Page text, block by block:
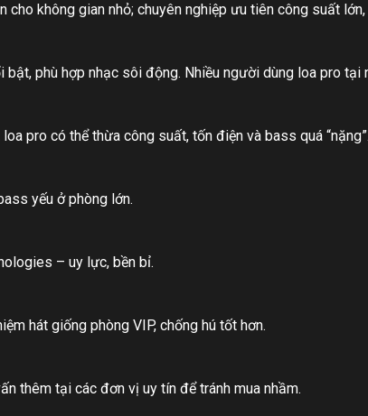
cho không gian nhỏ; chuyên nghiệp ưu tiên công suất
phù hợp nhạc sôi động. Nhiều người dùng loa pro tại
pro có thể thừa công suất, tốn điện và bass quá “nặng”.
yếu ở phòng lớn.
– uy lực, bền bỉ.
hát giống phòng VIP, chống hú tốt hơn.
thêm tại các đơn vị uy tín để tránh mua nhầm.